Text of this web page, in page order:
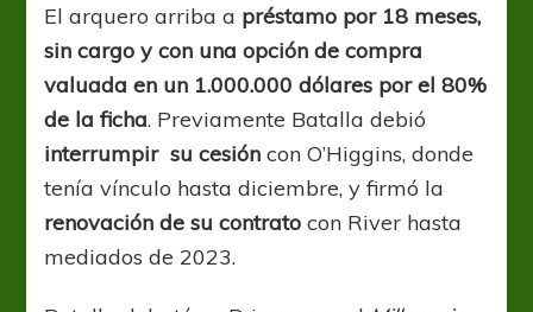
El arquero arriba a préstamo por 18 meses,
sin cargo y con una opción de compra
valuada en un 1.000.000 dólares por el 80%
de la ficha. Previamente Batalla debió
interrumpir su cesión con O’Higgins, donde
tenía vínculo hasta diciembre, y firmó la
renovación de su contrato con River hasta
mediados de 2023.